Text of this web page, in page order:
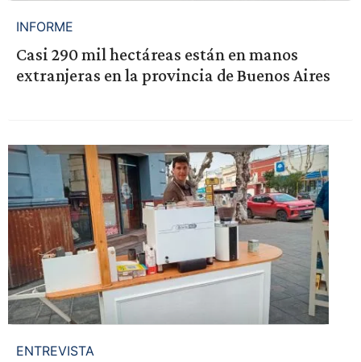
INFORME
Casi 290 mil hectáreas están en manos
extranjeras en la provincia de Buenos Aires
ENTREVISTA